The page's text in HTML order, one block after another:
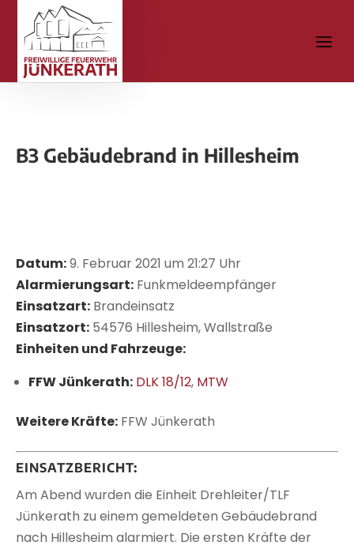
B3 Gebäudebrand in Hillesheim
Datum:9. Februar 2021 um 21:27 Uhr
Alarmierungsart: Funkmeldeempfänger
Einsatzart: Brandeinsatz
Einsatzort: 54576 Hillesheim, Wallstraße
Einheiten und Fahrzeuge:
FFW Jünkerath: DLK 18/12, MTW
Weitere Kräfte: FFW Jünkerath
EINSATZBERICHT:
Am Abend wurden die Einheit Drehleiter/TLF
Jünkerath zu einem gemeldeten Gebäudebrand
nach Hillesheim alarmiert. Die ersten Kräfte der